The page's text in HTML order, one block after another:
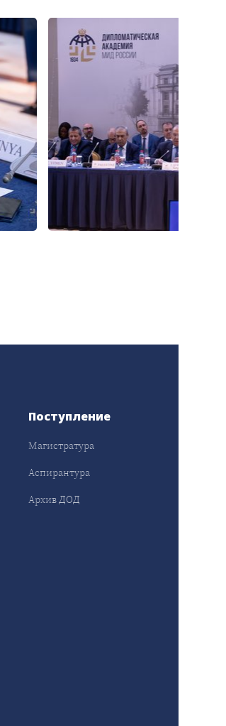
Поступление
Магистратура
Аспирантура
Архив ДОД